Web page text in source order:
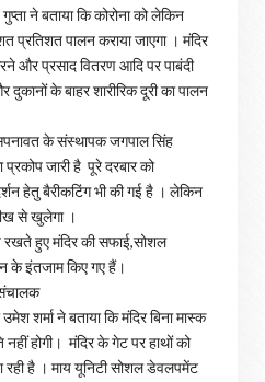
ने बताया कि कोरोना को लेकिन
प्रतिशत पालन कराया जाएगा । मंदिर
और प्रसाद वितरण आदि पर पाबंदी
दुकानों के बाहर शारीरिक दूरी का पालन
सपनावत के संस्थापक जगपाल सिंह
प्रकोप जारी है पूरे दरबार को
हेतु बैरीकटिंग भी की गई है । लेकिन
से खुलेगा ।
रखते हुए मंदिर की सफाई,सोशल
के इंतजाम किए गए हैं।
शर्मा ने बताया कि मंदिर बिना मास्क
होगी। मंदिर के गेट पर हाथों को
रही है । माय यूनिटी सोशल डेवलपमेंट